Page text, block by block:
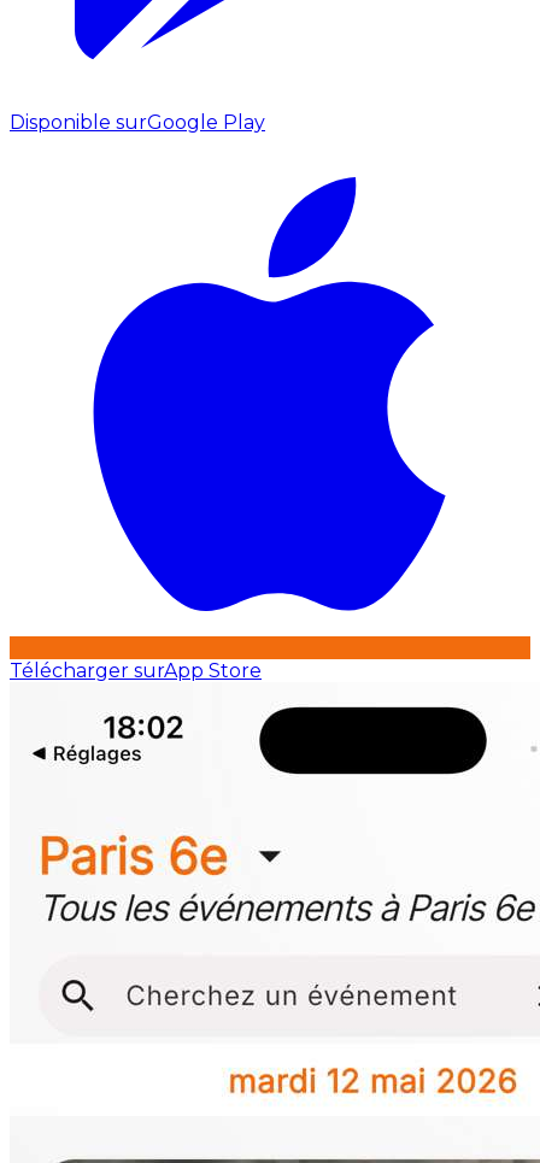
Disponible surGoogle Play
Télécharger surApp Store